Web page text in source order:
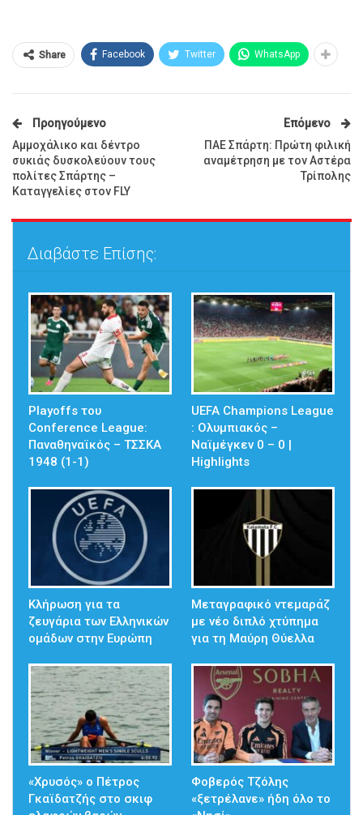
Share Facebook Twitter WhatsApp
Προηγούμενο
Αμμοχάλικο και δέντρο
συκιάς δυσκολεύουν τους
πολίτες Σπάρτης –
Καταγγελίες στον FLY
Επόμενο
ΠΑΕ Σπάρτη: Πρώτη φιλική
αναμέτρηση με τον Αστέρα
Τρίπολης
Διαβάστε Επίσης:
Playoffs του
Conference League:
Παναθηναϊκός – ΤΣΣΚΑ
1948 (1-1)
UEFA Champions League
: Ολυμπιακός –
Ναϊμέγκεν 0 – 0 |
Highlights
Κλήρωση για τα
ζευγάρια των Ελληνικών
ομάδων στην Ευρώπη
Μεταγραφικό ντεμαράζ
με νέο διπλό χτύπημα
για τη Μαύρη Θύελλα
«Χρυσός» ο Πέτρος
Γκαϊδατζής στο σκιφ
Φοβερός Τζόλης
«ξετρέλανε» ήδη όλο το